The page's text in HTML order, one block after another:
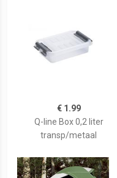
€ 1.99
Q-line Box 0,2 liter
transp/metaal